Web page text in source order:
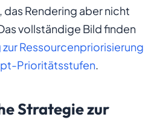
Rendering aber nicht
vollständige Bild finden
Ressourcenpriorisierung
Prioritätsstufen.
Strategie zur